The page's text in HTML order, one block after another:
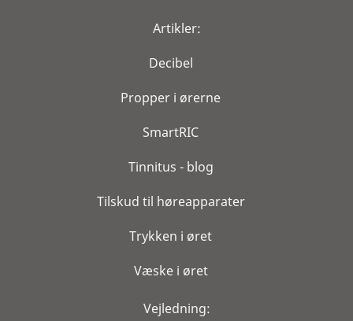
Artikler:
Decibel
Propper i ørerne
SmartRIC
Tinnitus - blog
Tilskud til høreapparater
Trykken i øret
Væske i øret
Vejledning: